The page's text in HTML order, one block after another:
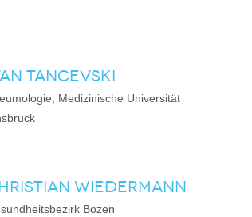
TANCEVSKI
Medizinische Universität
WIEDERMANN
Bozen